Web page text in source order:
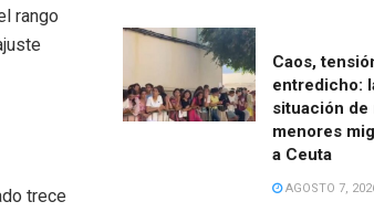
rango
trece
Caos,
entredicho:
situación de
menores
a Ceuta
AGOSTO 7,